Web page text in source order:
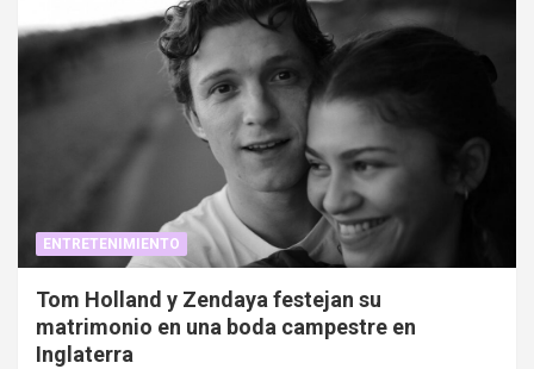
ENTRETENIMIENTO
Tom Holland y Zendaya festejan su
matrimonio en una boda campestre en
Inglaterra